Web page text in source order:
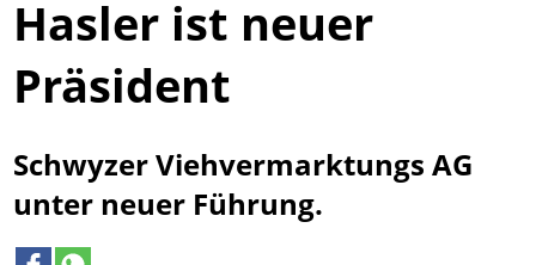
Hasler ist neuer
Präsident
Schwyzer Viehvermarktungs AG
unter neuer Führung.